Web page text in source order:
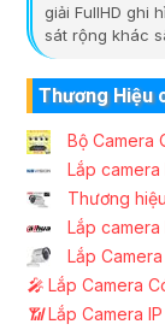
giải FullHD ghi
sát rộng khác
Thương Hiệu
Bộ Camera
Lắp camera
Thương
Lắp
Lắp Camera
️🎤️ Lắp Camera
📶Lắp Camera